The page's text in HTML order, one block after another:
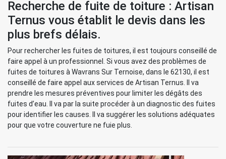
Recherche de fuite de toiture : Artisan
Ternus vous établit le devis dans les
plus brefs délais.
Pour rechercher les fuites de toitures, il est toujours conseillé de
faire appel à un professionnel. Si vous avez des problèmes de
fuites de toitures à Wavrans Sur Ternoise, dans le 62130, il est
conseillé de faire appel aux services de Artisan Ternus. Il va
prendre les mesures préventives pour limiter les dégâts des
fuites d’eau. Il va par la suite procéder à un diagnostic des fuites
pour identifier les causes. Il va suggérer les solutions adéquates
pour que votre couverture ne fuie plus.